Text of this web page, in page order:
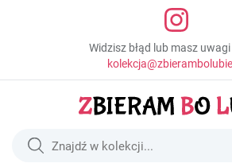
Widzisz błąd lub masz